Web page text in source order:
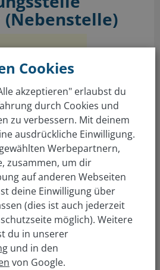
(Nebenstelle)
Cookies
akzeptieren" erlaubst du
durch Cookies und
zu verbessern. Mit deinem
ausdrückliche Einwilligung.
Werbepartnern,
zusammen, um dir
auf anderen Webseiten
deine Einwilligung über
(dies ist auch jederzeit
möglich). Weitere
du in unserer
und in den
von Google.